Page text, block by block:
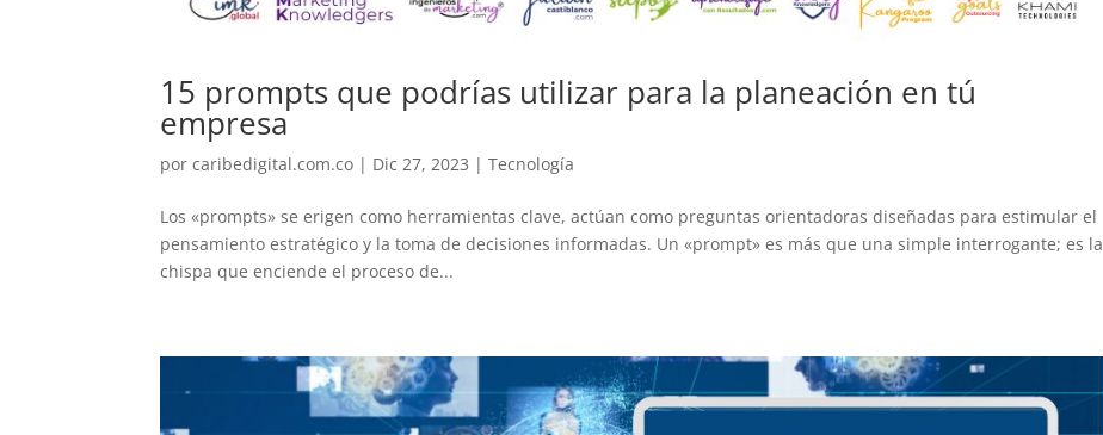
15 prompts que podrías utilizar para la planeación en tú
empresa
porcaribedigital.com.co | Dic 27, 2023 |Tecnología
Los «prompts» se erigen como herramientas clave, actúan como preguntas orientadoras diseñadas para estimular el
pensamiento estratégico y la toma de decisiones informadas. Un «prompt» es más que una simple interrogante; es la
chispa que enciende el proceso de...